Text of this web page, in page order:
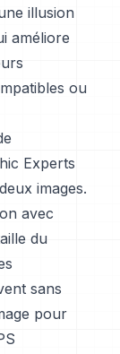
illusion
améliore
ou
Experts
images.
avec
du
sans
pour